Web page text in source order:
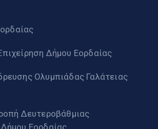
Δήμου Εορδαίας
Ολυμπιάδας Γαλάτειας
Δευτεροβάθμιας